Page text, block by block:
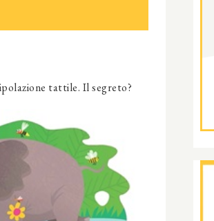
tattile. Il segreto?